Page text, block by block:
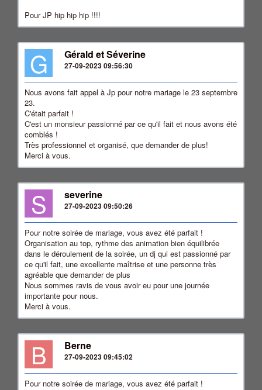
Pour JP hip hip hip !!!!
G Gérald et Séverine
27-09-2023 09:56:30
Nous avons fait appel à Jp pour notre mariage le 23 septembre
23.
C'était parfait !
C'est un monsieur passionné par ce qu'il fait et nous avons été
comblés !
Très professionnel et organisé, que demander de plus!
Merci à vous.
S severine
27-09-2023 09:50:26
Pour notre soirée de mariage, vous avez été parfait !
Organisation au top, rythme des animation bien équilibrée
dans le déroulement de la soirée, un dj qui est passionné par
ce qu'il fait, une excellente maîtrise et une personne très
agréable que demander de plus
Nous sommes ravis de vous avoir eu pour une journée
importante pour nous.
Merci à vous.
B Berne
27-09-2023 09:45:02
Pour notre soirée de mariage, vous avez été parfait !